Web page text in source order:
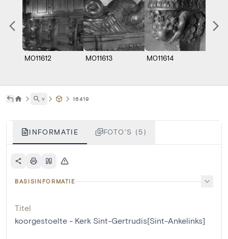
M011612 M011613 M011614
˅ 16419
INFORMATIE FOTO'S (5)
BASISINFORMATIE
Titel
koorgestoelte - Kerk Sint-Gertrudis[Sint-Ankelinks]